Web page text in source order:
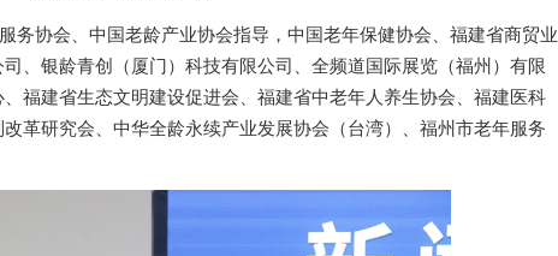
务协会 中国老龄产业协会指导 ， 中国老年保健协会
福建省商贸业
银龄青创 （厦门）科技有限公司
全频道国际展览（福州）有限
福建省生态文明建设促进会 福建省中老年人养生协会
福建医科
革研究会 中华全龄永续产业发展协会 （台湾）
福州市老年服务